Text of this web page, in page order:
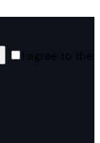
I agree to the